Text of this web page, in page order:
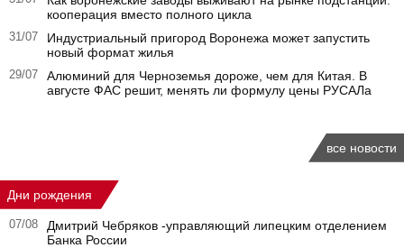
кооперация вместо полного цикла
31/07
Индустриальный пригород Воронежа может запустить
новый формат жилья
29/07
Алюминий для Черноземья дороже, чем для Китая. В
августе ФАС решит, менять ли формулу цены РУСАЛа
все новости
Дни рождения
07/08
Дмитрий Чебряков -управляющий липецким отделением
Банка России